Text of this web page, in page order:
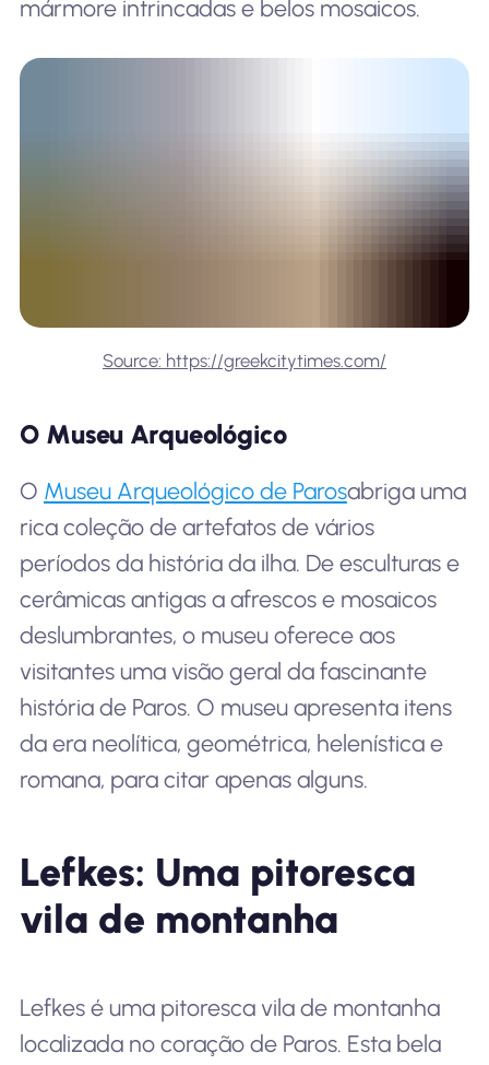
mármore intrincadas e belos mosaicos.
Source: https://greekcitytimes.com/
O Museu Arqueológico
O Museu Arqueológico de Parosabriga uma
rica coleção de artefatos de vários
períodos da história da ilha. De esculturas e
cerâmicas antigas a afrescos e mosaicos
deslumbrantes, o museu oferece aos
visitantes uma visão geral da fascinante
história de Paros. O museu apresenta itens
da era neolítica, geométrica, helenística e
romana, para citar apenas alguns.
Lefkes: Uma pitoresca
vila de montanha
Lefkes é uma pitoresca vila de montanha
localizada no coração de Paros. Esta bela